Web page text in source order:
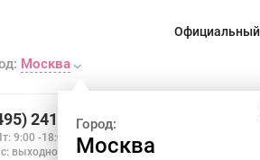
Официальный
Москва
Город:
Москва
241-14-01
9:00 -18:00
выходной